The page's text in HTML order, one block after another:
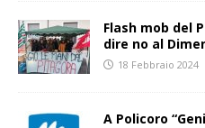
Flash mob del
dire no al
18 Febbraio 2024
A Policoro